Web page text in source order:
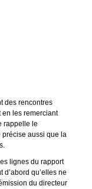
des rencontres
en les remerciant
rappelle le
précise aussi que la
lignes du rapport
qu’elles ne
du directeur